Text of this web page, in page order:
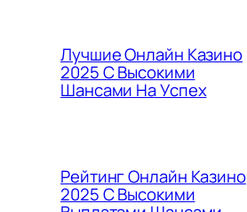
Лучшие Онлайн Казино
2025 С Высокими
Шансами На Успех
Рейтинг Онлайн Казино
2025 С Высокими